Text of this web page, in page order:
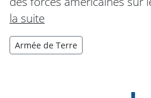
la suite
Armée de Terre